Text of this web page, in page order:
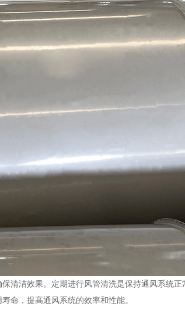
清洁效果。定期进行风管清洗是保持通风系统
命，提高通风系统的效率和性能。